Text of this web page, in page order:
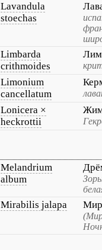
Lavandula
stoechas
Limbarda
crithmoides
Limonium
cancellatum
Lonicera ×
heckrottii
Melandrium
album
Mirabilis jalapa